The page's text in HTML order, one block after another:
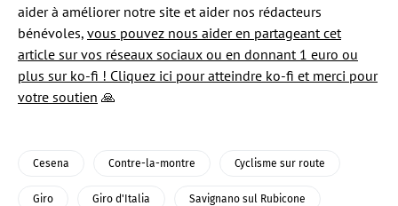
aider à améliorer notre site et aider nos rédacteurs
bénévoles, vous pouvez nous aider en partageant cet
article sur vos réseaux sociaux ou en donnant 1 euro ou
plus sur ko-fi ! Cliquez ici pour atteindre ko-fi et merci pour
votre soutien 🙏
Cesena Contre-la-montre Cyclisme sur route
Giro Giro d'Italia Savignano sul Rubicone